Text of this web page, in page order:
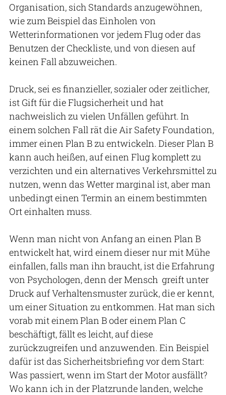
Organisation, sich Standards anzugewöhnen,
wie zum Beispiel das Einholen von
Wetterinformationen vor jedem Flug oder das
Benutzen der Checkliste, und von diesen auf
keinen Fall abzuweichen.
Druck, sei es finanzieller, sozialer oder zeitlicher,
ist Gift für die Flugsicherheit und hat
nachweislich zu vielen Unfällen geführt. In
einem solchen Fall rät die Air Safety Foundation,
immer einen Plan B zu entwickeln. Dieser Plan B
kann auch heißen, auf einen Flug komplett zu
verzichten und ein alternatives Verkehrsmittel zu
nutzen, wenn das Wetter marginal ist, aber man
unbedingt einen Termin an einem bestimmten
Ort einhalten muss.
Wenn man nicht von Anfang an einen Plan B
entwickelt hat, wird einem dieser nur mit Mühe
einfallen, falls man ihn braucht, ist die Erfahrung
von Psychologen, denn der Mensch greift unter
Druck auf Verhaltensmuster zurück, die er kennt,
um einer Situation zu entkommen. Hat man sich
vorab mit einem Plan B oder einem Plan C
beschäftigt, fällt es leicht, auf diese
zurückzugreifen und anzuwenden. Ein Beispiel
dafür ist das Sicherheitsbriefing vor dem Start:
Was passiert, wenn im Start der Motor ausfällt?
Wo kann ich in der Platzrunde landen, welche